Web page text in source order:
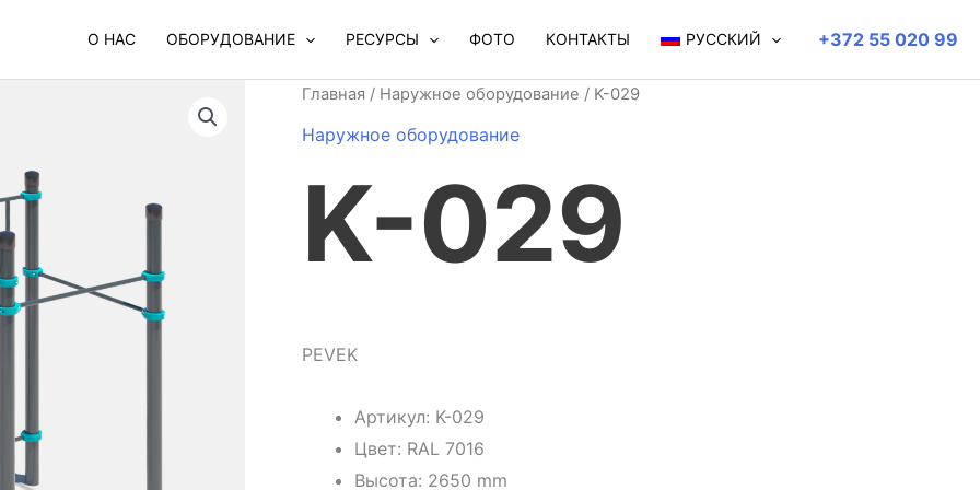
О НАС ОБОРУДОВАНИЕ РЕСУРСЫ ФОТО КОНТАКТЫ РУССКИЙ +372 55 020 99
Главная / Наружное оборудование / K-029
Наружное оборудование
K-029
PEVEK
Артикул: K-029
Цвет: RAL 7016
Высота: 2650 mm